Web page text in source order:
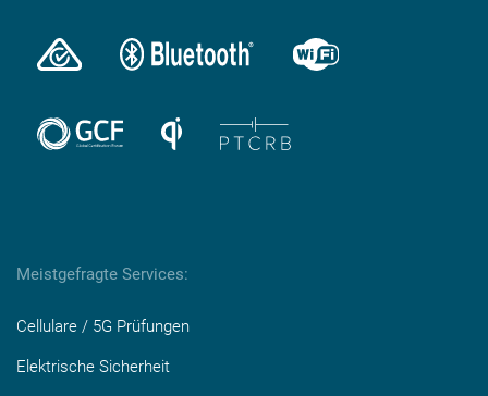
Meistgefragte Services:
Cellulare / 5G Prüfungen
Elektrische Sicherheit